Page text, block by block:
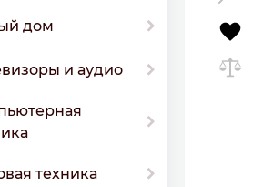
дом
и аудио
техника